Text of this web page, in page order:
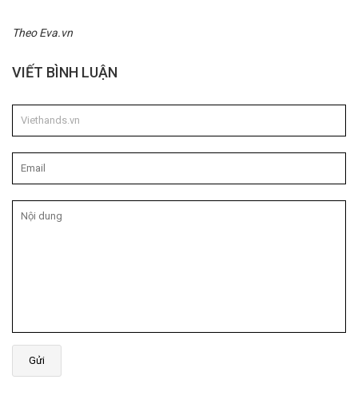
Theo Eva.vn
VIẾT BÌNH LUẬN
Gửi